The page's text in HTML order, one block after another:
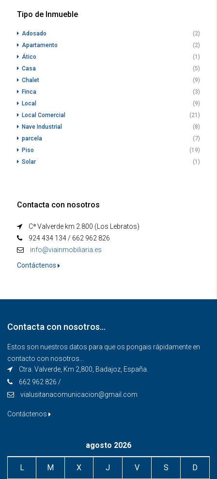
Tipo de Inmueble
Adosado
(2)
Apartamento
(2)
Ático
(1)
Casa
(5)
Chalet
(9)
Finca
(3)
Local
(9)
Local Comercial
(21)
Nave Industrial
(8)
parcela
(7)
Piso
(19)
Solar
(1)
Contacta con nosotros
Cª Valverde km 2.800 (Los Lebratos)
924 434 134 / 662 962 826
info@viainmobiliaria.es
Contáctenos
Contacta con nosotros…
Estos son nuestros datos para que os pongais rápidamente en
contacto con nosotros...
Ctra. Valverde, Km 2,800, Badajoz, España.
662 962 826 /
vialusitanacomunicacion@gmail.com
Contáctenos
agosto 2026
L M X J V S D